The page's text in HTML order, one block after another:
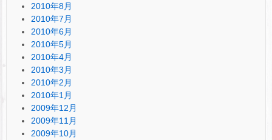
2010年8月
2010年7月
2010年6月
2010年5月
2010年4月
2010年3月
2010年2月
2010年1月
2009年12月
2009年11月
2009年10月